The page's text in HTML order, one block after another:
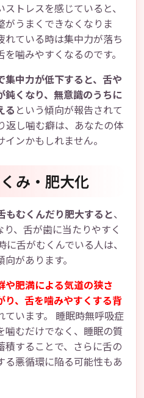
トレスを感じていると、
がうまくできなくなりま
れている時は集中力が落ち
噛みやすくなるのです。
集中力が低下すると、舌や
くなり、無意識のうちに
る という傾向が報告されて
返し噛む癖は、あなたの体
ンかもしれません。
み・肥大化
もむくんだり肥大すると、
、舌が歯に当たりやすく
舌がむくんでいる人は、
があります。
や肥満による気道の狭さ
り、舌を噛みやすくする背
ています。 睡眠時無呼吸症
噛むだけでなく、睡眠の質
することで、さらに舌の
る悪循環に陥る可能性もあ